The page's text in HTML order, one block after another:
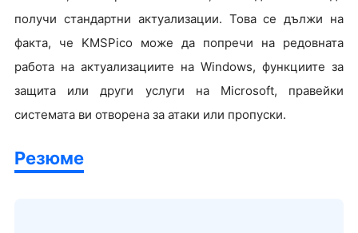
получи стандартни актуализации. Това се дължи на
факта, че KMSPico може да попречи на редовната
работа на актуализациите на Windows, функциите за
защита или други услуги на Microsoft, правейки
системата ви отворена за атаки или пропуски.
Резюме